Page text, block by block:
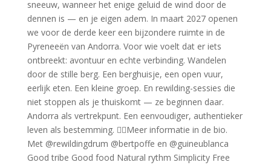
Good tribe Good food Natural rythm Simplicity Free